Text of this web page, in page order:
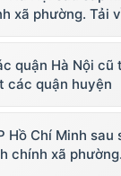
xã phường. Tải
quận Hà Nội
các quận huyện
Hồ Chí Minh sau
chính xã